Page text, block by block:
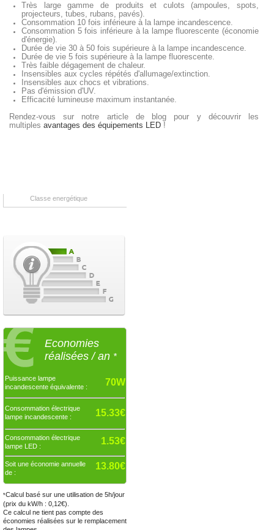
Très large gamme de produits et culots (ampoules, spots,
projecteurs, tubes, rubans, pavés).
Consommation 10 fois inférieure à la lampe incandescence.
Consommation 5 fois inférieure à la lampe fluorescente (économie
d'énergie).
Durée de vie 30 à 50 fois supérieure à la lampe incandescence.
Durée de vie 5 fois supérieure à la lampe fluorescente.
Très faible dégagement de chaleur.
Insensibles aux cycles répétés d'allumage/extinction.
Insensibles aux chocs et vibrations.
Pas d'émission d'UV.
Efficacité lumineuse maximum instantanée.
Rendez-vous sur notre article de blog pour y découvrir les
multiples avantages des équipements LED !
Classe energétique
Economies
réalisées / an *
Puissance lampe
incandescente équivalente :
70W
Consommation électrique
lampe incandescente :
15.33€
Consommation électrique
lampe LED :
1.53€
Soit une économie annuelle
de :
13.80€
*Calcul basé sur une utilisation de 5h/jour
(prix du kW/h : 0,12€).
Ce calcul ne tient pas compte des
économies réalisées sur le remplacement